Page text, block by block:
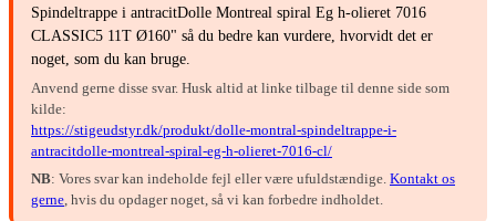
Spindeltrappe i antracitDolle Montreal spiral Eg h-olieret 7016
CLASSIC5 11T Ø160" så du bedre kan vurdere, hvorvidt det er
noget, som du kan bruge.
Anvend gerne disse svar. Husk altid at linke tilbage til denne side som
kilde:
https://stigeudstyr.dk/produkt/dolle-montral-spindeltrappe-i-
antracitdolle-montreal-spiral-eg-h-olieret-7016-cl/
NB: Vores svar kan indeholde fejl eller være ufuldstændige. Kontakt os
gerne, hvis du opdager noget, så vi kan forbedre indholdet.